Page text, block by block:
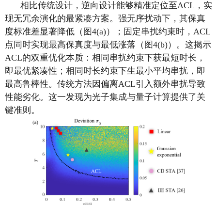
相比传统设计，逆向设计能够精准定位至ACL ，实
现无冗余演化的最紧凑方案。强无序扰动下，其保真
度标准差显著降低（图 4(a)）；固定串扰约束时， ACL
点同时实现最高保真度与最低涨落（图 4(b)）。这揭示
ACL的双重优化本质：相同串扰约束下获最短时长，
即最优紧凑性；相同时长约束下生最小平均串扰，即
最高鲁棒性。传统方法因偏离ACL引入额外串扰导致
性能劣化。这一发现为光子集成与量子计算提供了关
键准则。